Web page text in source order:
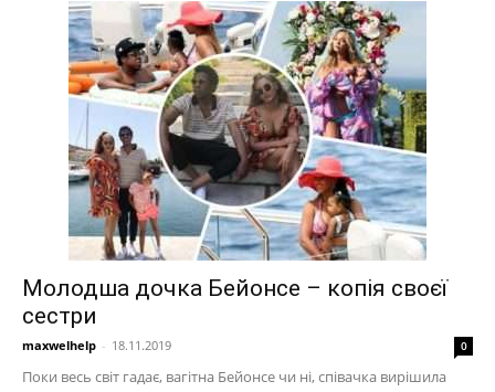
Молодша дочка Бейонсе – копія своєї
сестри
maxwelhelp - 18.11.2019 0
Поки весь світ гадає, вагітна Бейонсе чи ні, співачка вирішила